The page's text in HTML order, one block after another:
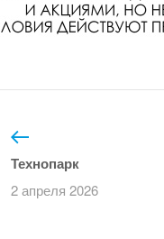
Технопарк
2 апреля 2026